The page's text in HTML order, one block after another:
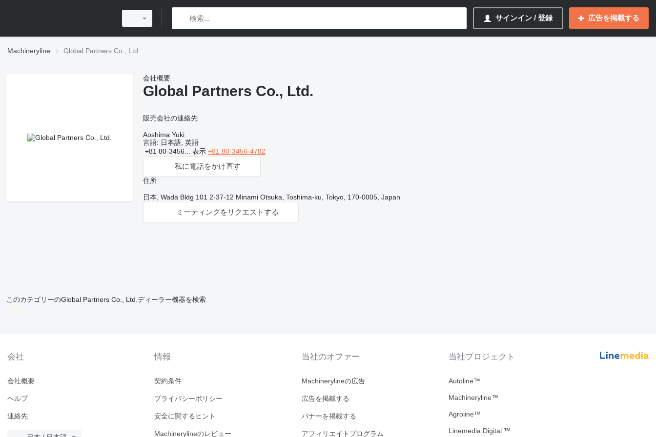
サインイン / 登録 広告を掲載する
Machineryline Global Partners Co., Ltd.
会社概要
Global Partners Co., Ltd.
販売会社の連絡先
Aoshima Yuki
言語: 日本語, 英語
+81 80-3456... 表示 +81 80-3456-4782
私に電話をかけ直す
住所
日本, Wada Bldg 101 2-37-12 Minami Otsuka, Toshima-ku, Tokyo, 170-0005, Japan
ミーティングをリクエストする
このカテゴリーのGlobal Partners Co., Ltd.ディーラー機器を検索
disallow-in-dsa
会社
会社概要
ヘルプ
連絡先
情報
契約条件
プライバシーポリシー
安全に関するヒント
Machinerylineのレビュー
当社のオファー
Machinerylineの広告
広告を掲載する
バナーを掲載する
アフィリエイトプログラム
当社プロジェクト
Autoline™
Machineryline™
Agroline™
Linemedia Digital ™